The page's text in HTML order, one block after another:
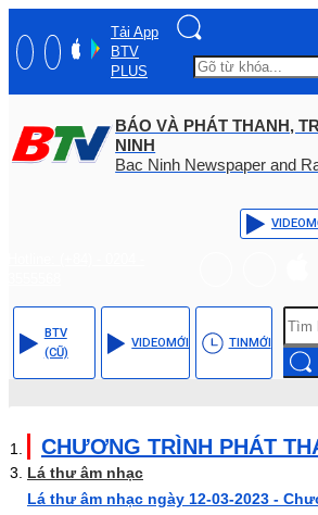
Tải App
BTV
PLUS
BÁO VÀ PHÁT THANH,
NINH
Bac Ninh Newspaper and
VIDEO
BTV
(CŨ)
VIDEOMỚI TINMỚI
CHƯƠNG TRÌNH PHÁT
Lá thư âm nhạc
Lá thư âm nhạc ngày 12-03-2023 -